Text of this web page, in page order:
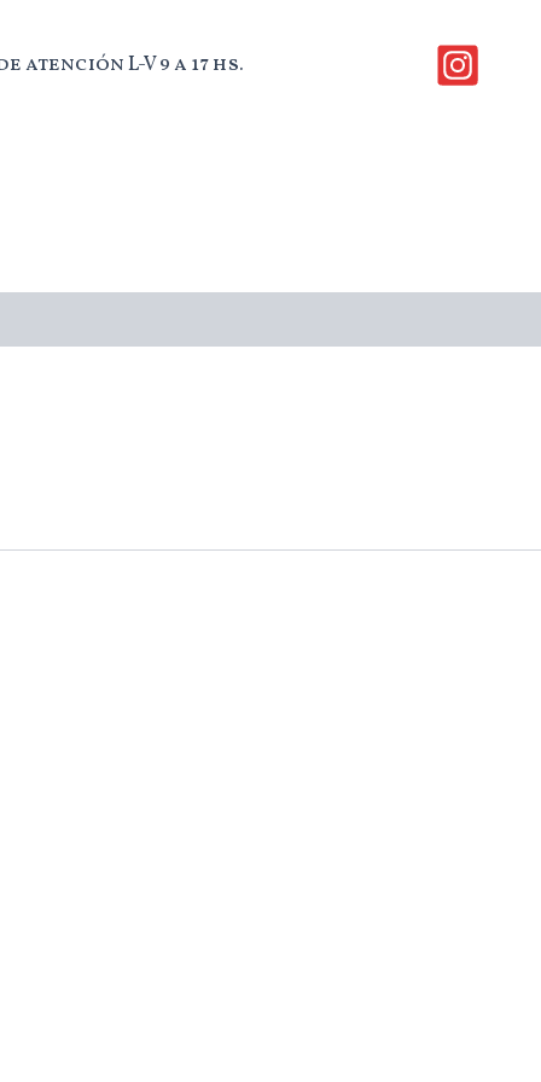
atención L-V 9 a 17 hs.